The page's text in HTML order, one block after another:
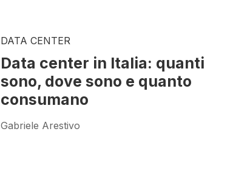
DATA CENTER
Data center in Italia: quanti
sono, dove sono e quanto
consumano
Gabriele Arestivo